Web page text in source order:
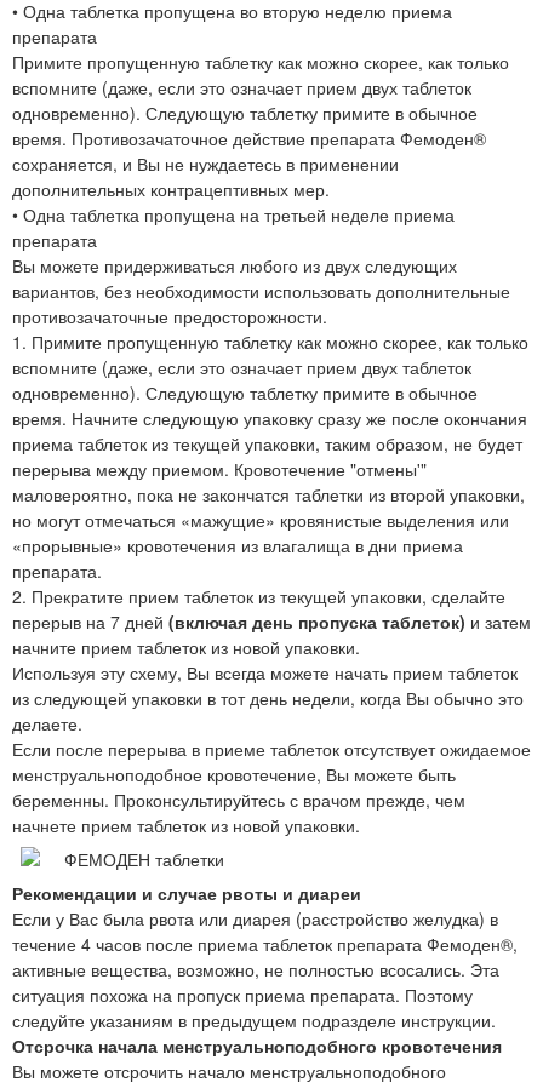
• Одна таблетка пропущена во вторую неделю приема
препарата
Примите пропущенную таблетку как можно скорее, как только
вспомните (даже, если это означает прием двух таблеток
одновременно). Следующую таблетку примите в обычное
время. Противозачаточное действие препарата Фемоден®
сохраняется, и Вы не нуждаетесь в применении
дополнительных контрацептивных мер.
• Одна таблетка пропущена на третьей неделе приема
препарата
Вы можете придерживаться любого из двух следующих
вариантов, без необходимости использовать дополнительные
противозачаточные предосторожности.
1. Примите пропущенную таблетку как можно скорее, как только
вспомните (даже, если это означает прием двух таблеток
одновременно). Следующую таблетку примите в обычное
время. Начните следующую упаковку сразу же после окончания
приема таблеток из текущей упаковки, таким образом, не будет
перерыва между приемом. Кровотечение "отмены'"
маловероятно, пока не закончатся таблетки из второй упаковки,
но могут отмечаться «мажущие» кровянистые выделения или
«прорывные» кровотечения из влагалища в дни приема
препарата.
2. Прекратите прием таблеток из текущей упаковки, сделайте
перерыв на 7 дней (включая день пропуска таблеток) и затем
начните прием таблеток из новой упаковки.
Используя эту схему, Вы всегда можете начать прием таблеток
из следующей упаковки в тот день недели, когда Вы обычно это
делаете.
Если после перерыва в приеме таблеток отсутствует ожидаемое
менструальноподобное кровотечение, Вы можете быть
беременны. Проконсультируйтесь с врачом прежде, чем
начнете прием таблеток из новой упаковки.
Рекомендации и случае рвоты и диареи
Если у Вас была рвота или диарея (расстройство желудка) в
течение 4 часов после приема таблеток препарата Фемоден®,
активные вещества, возможно, не полностью всосались. Эта
ситуация похожа на пропуск приема препарата. Поэтому
следуйте указаниям в предыдущем подразделе инструкции.
Отсрочка начала менструальноподобного кровотечения
Вы можете отсрочить начало менструальноподобного